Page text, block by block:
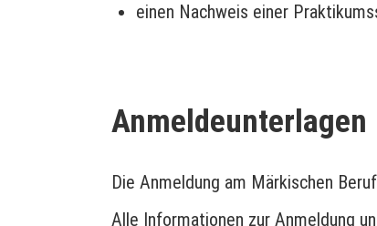
einen Nachweis einer
Anmeldeunterlagen
Die Anmeldung am Märkischen
Alle Informationen zur Anmeldung